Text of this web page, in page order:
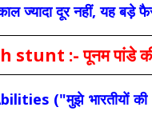
ज्यादा दूर नहीं, यह
:- पूनम पांडे की
("मुझे भारतीयों की